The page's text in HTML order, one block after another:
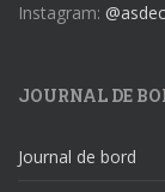
Instagram:
JOURNAL DE
Journal de bord